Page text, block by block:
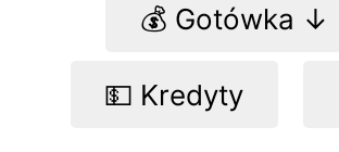
💰 Gotówka ↓
💵 Kredyty